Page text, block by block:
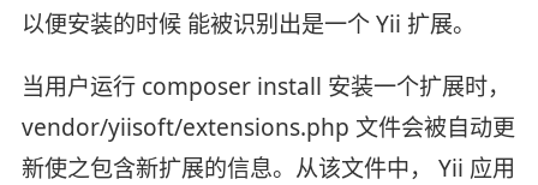
以便安装的时候 能被识别出是一个 Yii 扩展。
当用户运行 composer install 安装一个扩展时，
vendor/yiisoft/extensions.php 文件会被自动更
新使之包含新扩展的信息。从该文件中， Yii 应用